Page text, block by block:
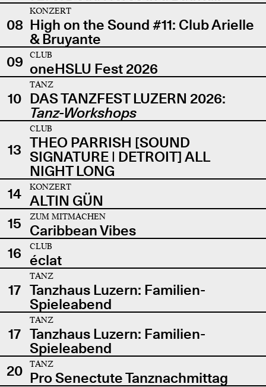
08
KONZERT
High on the Sound #11: Club Arielle
& Bruyante
09
CLUB
oneHSLU Fest 2026
10
TANZ
DAS TANZFEST LUZERN 2026:
Tanz-Workshops
13
CLUB
THEO PARRISH [SOUND
SIGNATURE | DETROIT] ALL
NIGHT LONG
14
KONZERT
ALTIN GÜN
15
ZUM MITMACHEN
Caribbean Vibes
16
CLUB
éclat
17
TANZ
Tanzhaus Luzern: Familien-
Spieleabend
17
TANZ
Tanzhaus Luzern: Familien-
Spieleabend
20
TANZ
Pro Senectute Tanznachmittag